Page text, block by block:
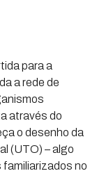
para a
a rede de
através do
o desenho da
(UTO) – algo
no